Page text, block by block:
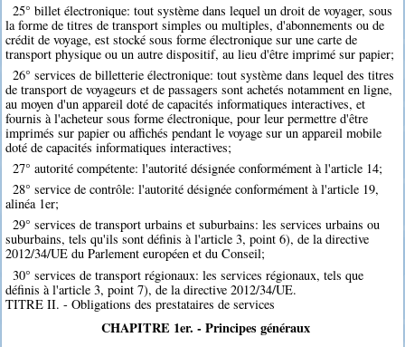
25° billet électronique: tout système dans lequel un droit de voyager, sous
la forme de titres de transport simples ou multiples, d'abonnements ou de
crédit de voyage, est stocké sous forme électronique sur une carte de
transport physique ou un autre dispositif, au lieu d'être imprimé sur papier;
26° services de billetterie électronique: tout système dans lequel des titres
de transport de voyageurs et de passagers sont achetés notamment en ligne,
au moyen d'un appareil doté de capacités informatiques interactives, et
fournis à l'acheteur sous forme électronique, pour leur permettre d'être
imprimés sur papier ou affichés pendant le voyage sur un appareil mobile
doté de capacités informatiques interactives;
27° autorité compétente: l'autorité désignée conformément à l'article 14;
28° service de contrôle: l'autorité désignée conformément à l'article 19,
alinéa 1er;
29° services de transport urbains et suburbains: les services urbains ou
suburbains, tels qu'ils sont définis à l'article 3, point 6), de la directive
2012/34/UE du Parlement européen et du Conseil;
30° services de transport régionaux: les services régionaux, tels que
définis à l'article 3, point 7), de la directive 2012/34/UE.
TITRE II. - Obligations des prestataires de services
CHAPITRE 1er. - Principes généraux